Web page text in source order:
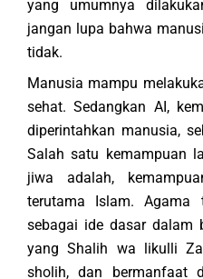
yang umumnya
jangan lupa bahwa
tidak.
Manusia mampu
sehat. Sedangkan AI,
diperintahkan manusia,
Salah satu kemampuan
jiwa adalah,
terutama Islam. Agama
sebagai ide dasar dalam
yang Shalih wa likulli
sholih, dan bermanfaat